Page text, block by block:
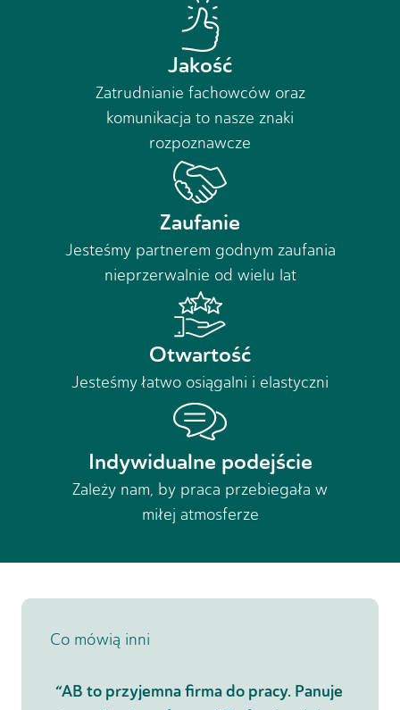
Jakość
Zatrudnianie fachowców oraz
komunikacja to nasze znaki
rozpoznawcze
Zaufanie
Jesteśmy partnerem godnym zaufania
nieprzerwalnie od wielu lat
Otwartość
Jesteśmy łatwo osiągalni i elastyczni
Indywidualne podejście
Zależy nam, by praca przebiegała w
miłej atmosferze
Co mówią inni
“AB to przyjemna firma do pracy. Panuje